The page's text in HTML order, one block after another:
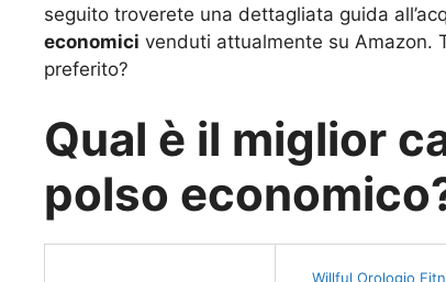
seguito troverete una dettagliata guida
economici venduti attualmente su Amazon.
preferito?
Qual è il miglior
polso
Willful Orologio